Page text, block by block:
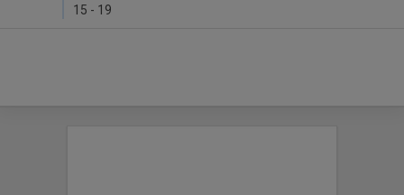
15 - 19